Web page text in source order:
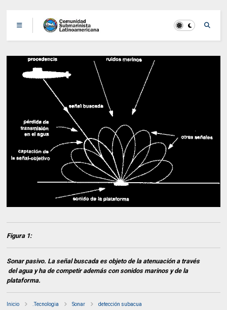
Figura 1:
Sonar pasivo. La señal buscada es objeto de la atenuación a través
del agua y ha de competir además con sonidos marinos y de la
plataforma.
Inicio .Tecnologia Sonar detección subacua